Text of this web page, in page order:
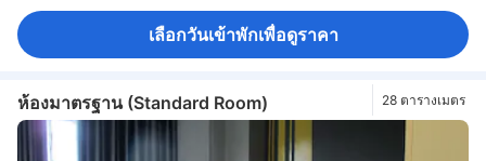
เลือกวันเข้าพักเพื่อดูราคา
ห้องมาตรฐาน (Standard Room) 28 ตารางเมตร